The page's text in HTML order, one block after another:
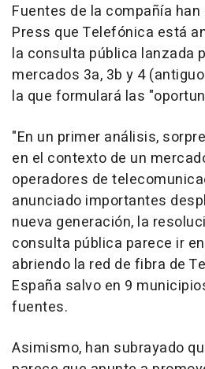
Fuentes de la compañía
Press que Telefónica está
la consulta pública lanzada
mercados 3a, 3b y 4
la que formulará las
"En un primer análisis,
en el contexto de un
operadores de
anunciado importantes
nueva generación, la
consulta pública parece ir
abriendo la red de fibra de
España salvo en 9
fuentes.
Asimismo, han subrayado